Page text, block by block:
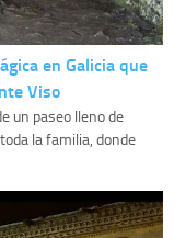
en Galicia que
Viso
un paseo lleno de
la familia, donde